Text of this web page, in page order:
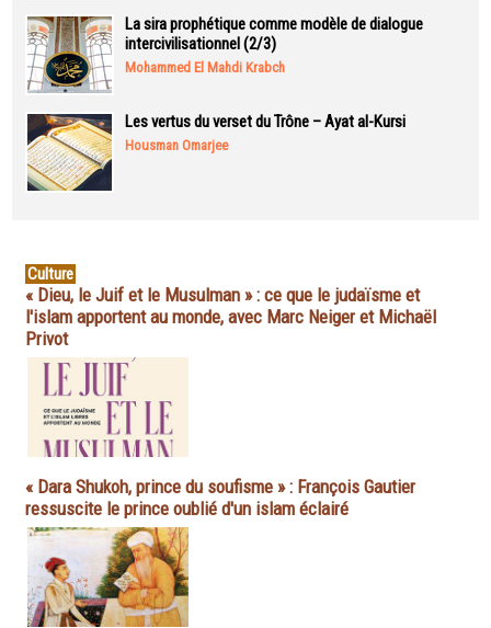
La sira prophétique comme modèle de dialogue
intercivilisationnel (2/3)
Mohammed El Mahdi Krabch
Les vertus du verset du Trône – Ayat al-Kursi
Housman Omarjee
Culture
« Dieu, le Juif et le Musulman » : ce que le judaïsme et
l'islam apportent au monde, avec Marc Neiger et Michaël
Privot
« Dara Shukoh, prince du soufisme » : François Gautier
ressuscite le prince oublié d'un islam éclairé